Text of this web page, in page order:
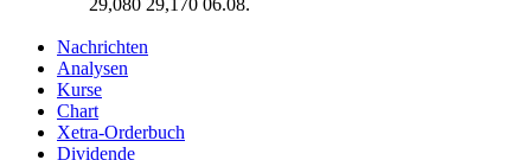
Nachrichten
Analysen
Kurse
Chart
Xetra-Orderbuch
Dividende